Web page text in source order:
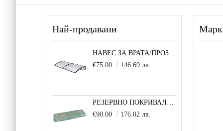
Най-продавани
НАВЕС ЗА ВРАТА/ПРОЗОРЕЦ 80Х200 СМ, ЧЕРНО-ПРОЗРАЧНО
€75.00
146.69 лв.
РЕЗЕРВНО ПОКРИВАЛО 600X300X200 CM SOLE TERRA STRONG ЗА ТУНЕЛНА ОРАНЖЕРИЯ
€90.00
176.02 лв.